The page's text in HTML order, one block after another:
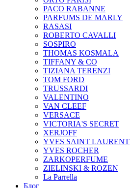
PACO RABANNE
PARFUMS DE MARLY
RASASI
ROBERTO CAVALLI
SOSPIRO
THOMAS KOSMALA
TIFFANY & CO
TIZIANA TERENZI
TOM FORD
TRUSSARDI
VALENTINO
VAN CLEEF
VERSACE
VICTORIA'S SECRET
XERJOFF
YVES SAINT LAURENT
YVES ROCHER
ZARKOPERFUME
ZIELINSKI & ROZEN
La Parrella
Блог